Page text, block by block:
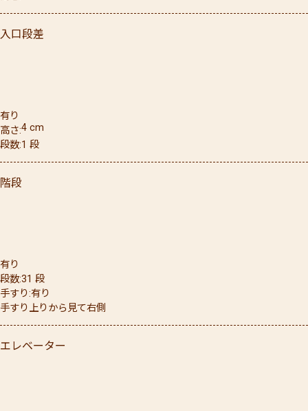
入口段差
有り
高さ 4 cm
段数 1 段
階段
有り
段数31 段
手すり 有り
手すり上りから見て右側
エレベーター